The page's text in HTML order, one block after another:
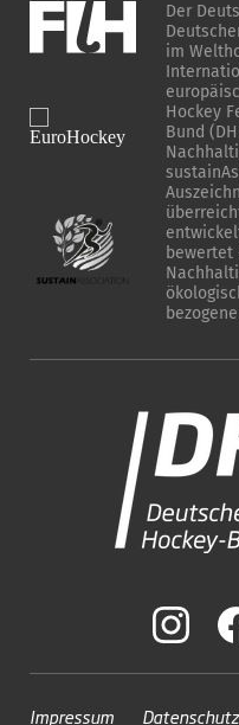
Der
im
Hockey
Bund
bewertet
Impressum